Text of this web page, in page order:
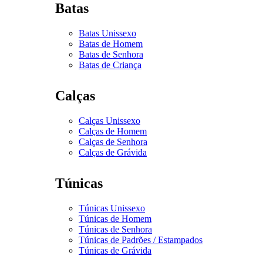
Batas
Batas Unissexo
Batas de Homem
Batas de Senhora
Batas de Criança
Calças
Calças Unissexo
Calças de Homem
Calças de Senhora
Calças de Grávida
Túnicas
Túnicas Unissexo
Túnicas de Homem
Túnicas de Senhora
Túnicas de Padrões / Estampados
Túnicas de Grávida